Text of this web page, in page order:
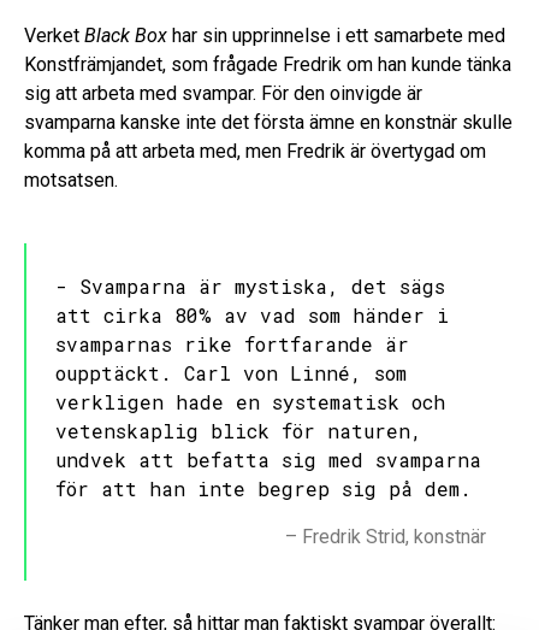
Verket Black Box har sin upprinnelse i ett samarbete med
Konstfrämjandet, som frågade Fredrik om han kunde tänka
sig att arbeta med svampar. För den oinvigde är
svamparna kanske inte det första ämne en konstnär skulle
komma på att arbeta med, men Fredrik är övertygad om
motsatsen.
- Svamparna är mystiska, det sägs
att cirka 80% av vad som händer i
svamparnas rike fortfarande är
oupptäckt. Carl von Linné, som
verkligen hade en systematisk och
vetenskaplig blick för naturen,
undvek att befatta sig med svamparna
för att han inte begrep sig på dem.
– Fredrik Strid, konstnär
Tänker man efter, så hittar man faktiskt svampar överallt: